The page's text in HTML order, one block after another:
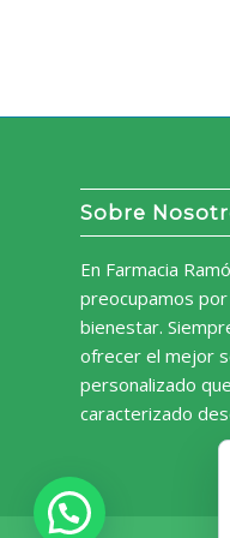
Sobre
En Farmacia
preocupamos
bienestar.
ofrecer el mejor
personalizado
caracterizado